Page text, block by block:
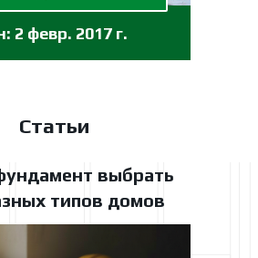
2 февр. 2017 г.
Статьи
выбрать
типов домов